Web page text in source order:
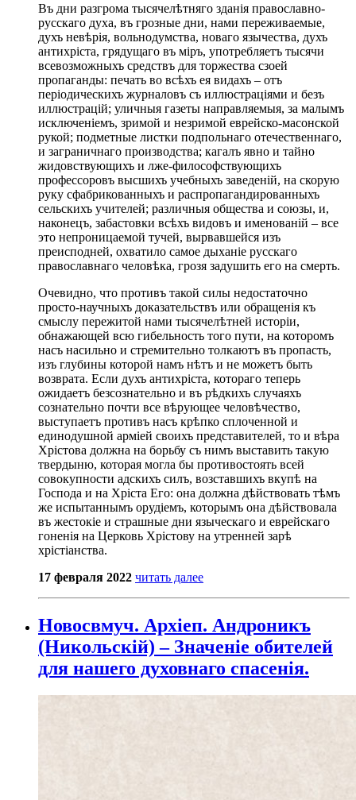
Въ дни разгрома тысячелѣтняго зданія православно-
русскаго духа, въ грозные дни, нами переживаемые,
духъ невѣрія, вольнодумства, новаго язычества, духъ
антихріста, грядущаго въ міръ, употребляетъ тысячи
всевозможныхъ средствъ для торжества сзоей
пропаганды: печать во всѣхъ ея видахъ – отъ
періодическихъ журналовъ съ иллюстраціями и безъ
иллюстрацій; уличныя газеты направляемыя, за малымъ
исключеніемъ, зримой и незримой еврейско-масонской
рукой; подметные листки подпольнаго отечественнаго,
и заграничнаго производства; кагалъ явно и тайно
жидовствующихъ и лже-философствующихъ
профессоровъ высшихъ учебныхъ заведеній, на скорую
руку сфабрикованныхъ и распропагандированныхъ
сельскихъ учителей; различныя общества и союзы, и,
наконецъ, забастовки всѣхъ видовъ и именованій – все
это непроницаемой тучей, вырвавшейся изъ
преисподней, охватило самое дыханіе русскаго
православнаго человѣка, грозя задушить его на смерть.
Очевидно, что противъ такой силы недостаточно
просто-научныхъ доказательствъ или обращенія къ
смыслу пережитой нами тысячелѣтней исторіи,
обнажающей всю гибельность того пути, на которомъ
насъ насильно и стремительно толкаютъ въ пропасть,
изъ глубины которой намъ нѣтъ и не можетъ быть
возврата. Если духъ антихріста, котораго теперь
ожидаетъ безсознательно и въ рѣдкихъ случаяхъ
сознательно почти все вѣрующее человѣчество,
выступаетъ противъ насъ крѣпко сплоченной и
единодушной арміей своихъ представителей, то и вѣра
Хрістова должна на борьбу съ нимъ выставить такую
твердыню, которая могла бы противостоять всей
совокупности адскихъ силъ, возставшихъ вкупѣ на
Господа и на Хріста Его: она должна дѣйствовать тѣмъ
же испытаннымъ орудіемъ, которымъ она дѣйствовала
въ жестокіе и страшные дни языческаго и еврейскаго
гоненія на Церковь Хрістову на утренней зарѣ
хрістіанства.
17 февраля 2022 читать далее
Новосвмуч. Архіеп. Андроникъ
(Никольскій) – Значеніе обителей
для нашего духовнаго спасенія.